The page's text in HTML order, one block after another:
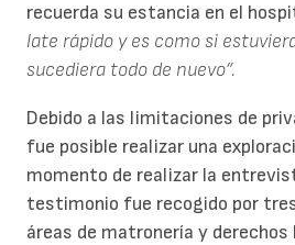
recuerda su estancia en el
late rápido y es como si
sucediera todo de nuevo”.
Debido a las limitaciones de
fue posible realizar una
momento de realizar la
testimonio fue recogido por
áreas de matronería y derechos